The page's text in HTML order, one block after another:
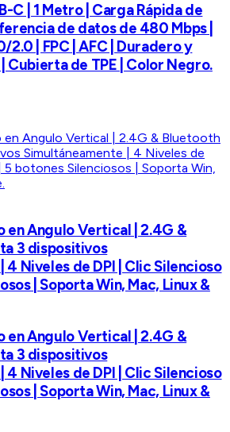
C | 1 Metro | Carga Rápida de
de datos de 480 Mbps |
2.0 | FPC | AFC | Duradero y
Cubierta de TPE | Color Negro.
en Angulo Vertical | 2.4G &
3 dispositivos
4 Niveles de DPI | Clic Silencioso
| Soporta Win, Mac, Linux &
en Angulo Vertical | 2.4G &
3 dispositivos
4 Niveles de DPI | Clic Silencioso
| Soporta Win, Mac, Linux &